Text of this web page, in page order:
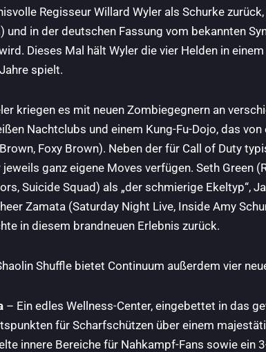
Regisseur Willard Wyler als Schurke
und in der deutschen Fassung vom bekannten
Dieses Mal hält Wyler die vier Helden in
spielt.
kriegen es mit neuen Zombiegegnern an
Nachtclubs und einem Kung-Fu-Dojo, das
Foxy Brown). Neben der für Call of Duty
ganz eigene Moves verfügen. Seth Green
Suicide Squad) als „der schmierige Ekeltyp“,
Zamata (Saturday Night Live, Inside Amy
in diesem brandneuen Erlebnis zurück.
Shuffle bietet Continuum außerdem vier
– Ein edles Wellness-Center, eingebettet in das
für Scharfschützen über einem
innere Bereiche für Nahkampf-Fans sowie ein